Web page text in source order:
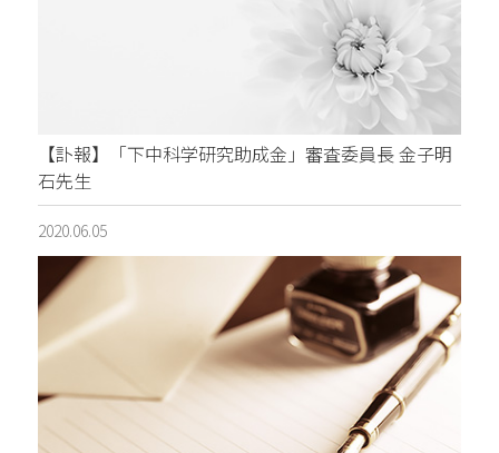
【訃報】「下中科学研究助成金」審査委員長 金子明
石先生
2020.06.05